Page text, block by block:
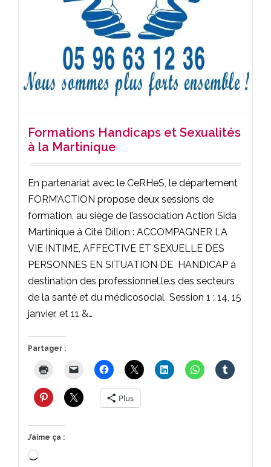
Formations Handicaps et Sexualités
à la Martinique
En partenariat avec le CeRHeS, le département
FORM’ACTION propose deux sessions de
formation, au siège de l’association Action Sida
Martinique à Cité Dillon : ACCOMPAGNER LA
VIE INTIME, AFFECTIVE ET SEXUELLE DES
PERSONNES EN SITUATION DE HANDICAP à
destination des professionnel.le.s des secteurs
de la santé et du médicosocial Session 1 : 14, 15
janvier, et 11 &…
Partager :
Plus
J’aime ça :
Chargement…